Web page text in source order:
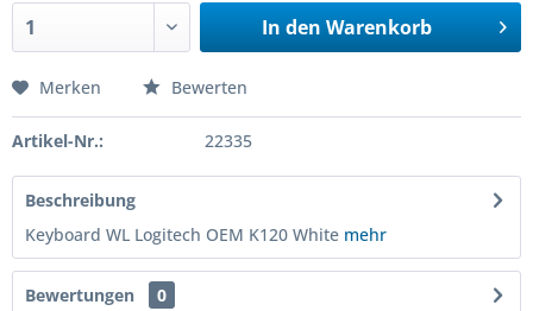
In den Warenkorb
Merken Bewerten
Artikel-Nr.: 22335
Beschreibung
Keyboard WL Logitech OEM K120 White mehr
Bewertungen
0